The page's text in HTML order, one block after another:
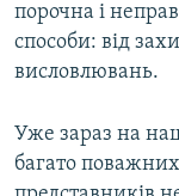
порочна і
способи: від
висловлювань.
Уже зараз на
багато